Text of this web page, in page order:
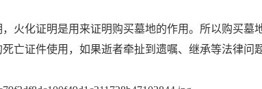
化证明是用来证明购买墓地的作用。所以购买墓
亡证件使用，如果逝者牵扯到遗嘱、继承等法律问